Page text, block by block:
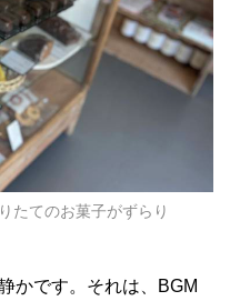
たてのお菓子がずらり
かです。それは、BGM